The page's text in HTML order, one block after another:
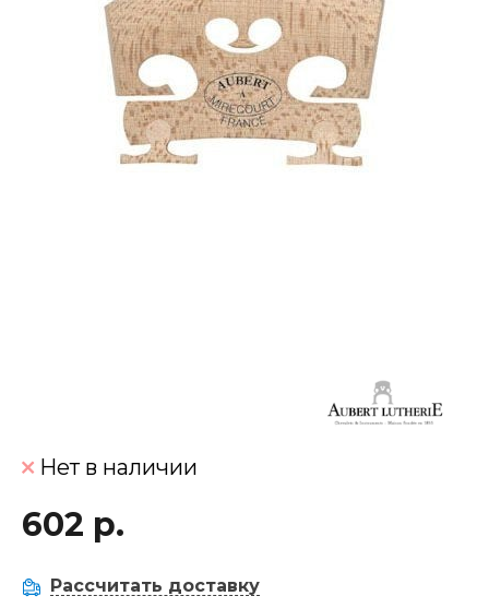
Нет в наличии
602 р.
Рассчитать доставку